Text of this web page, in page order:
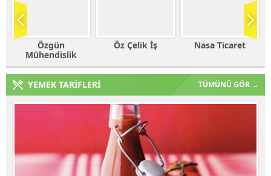
Öz Çelik İş Nasa Ticaret
Haleplioğlu
YEMEK TARİFLERİ TÜMÜNÜ GÖR →